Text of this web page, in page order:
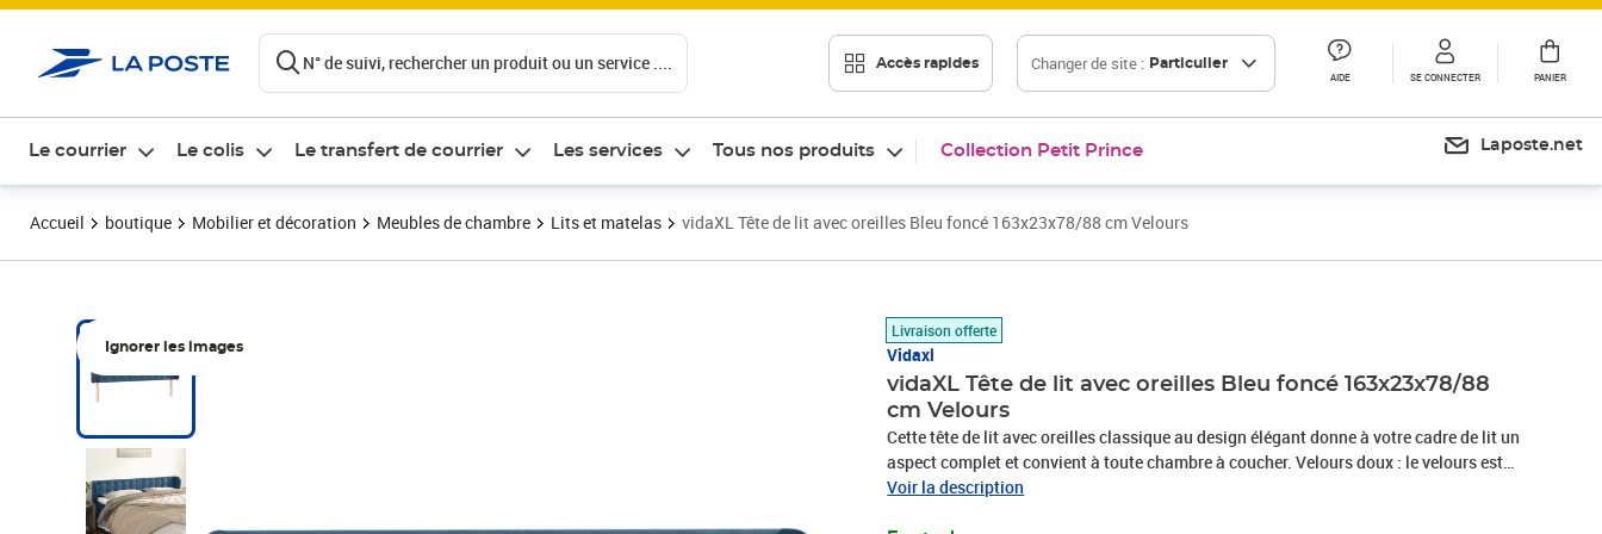
N° de suivi, rechercher un produit ou un service .... Accès rapides Changer de site : Particulier
AIDE SE CONNECTER PANIER
Le courrier Le colis Le transfert de courrier Les services Tous nos produits Collection Petit Prince Laposte.net
Accueil boutique Mobilier et décoration Meubles de chambre Lits et matelas vidaXL Tête de lit avec oreilles Bleu foncé 163x23x78/88 cm Velours
Ignorer les images
Livraison offerte
Vidaxl
vidaXL Tête de lit avec oreilles Bleu foncé 163x23x78/88
cm Velours
Cette tête de lit avec oreilles classique au design élégant donne à votre cadre de lit un
aspect complet et convient à toute chambre à coucher. Velours doux : le velours est
un tissu doux et luxueux qui se reconnaît à son tas dense de fibres uniformément
Voir la description
Prix 88,19€